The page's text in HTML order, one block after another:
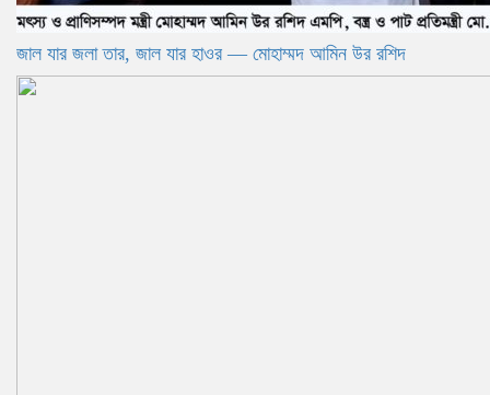
জাল যার জলা তার, জাল যার হাওর — মোহাম্মদ আমিন উর রশিদ